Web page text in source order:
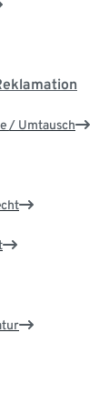
/ Umtausch